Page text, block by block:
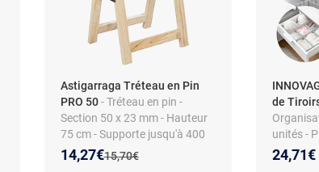
Astigarraga Tréteau en Pin
PRO 50- Tréteau en pin -
Section 50 x 23 mm - Hauteur
75 cm - Supporte jusqu'à 400
kg
Ancien prix :
15,70€
Nouveau prix :
14,27€
Réduction de :
de
unités -
- Gris
24,71€